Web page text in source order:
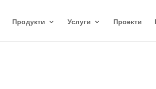
Продукти Услуги Проекти